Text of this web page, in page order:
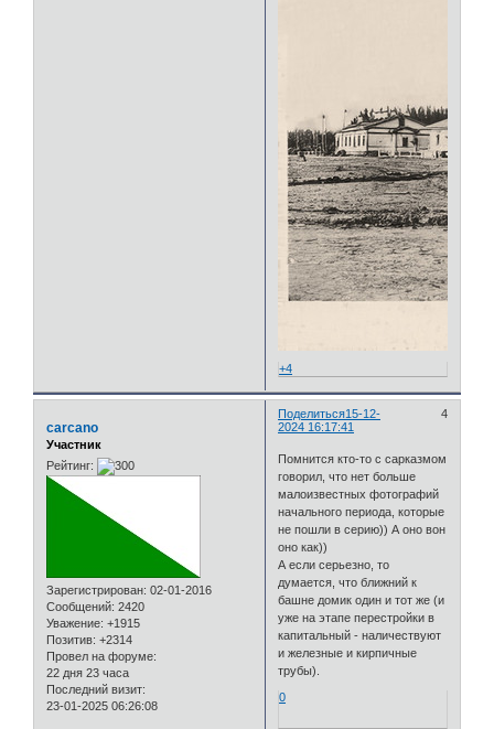
+4
Поделиться 4
15-12-
2024 16:17:41
carcano
Участник
Рейтинг:
Зарегистрирован: 02-01-2016
Сообщений: 2420
Уважение: +1915
Позитив: +2314
Провел на форуме:
22 дня 23 часа
Последний визит:
23-01-2025 06:26:08
Помнится кто-то с сарказмом
говорил, что нет больше
малоизвестных фотографий
начального периода, которые
не пошли в серию)) А оно вон
оно как))
А если серьезно, то
думается, что ближний к
башне домик один и тот же (и
уже на этапе перестройки в
капитальный - наличествуют
и железные и кирпичные
трубы).
0